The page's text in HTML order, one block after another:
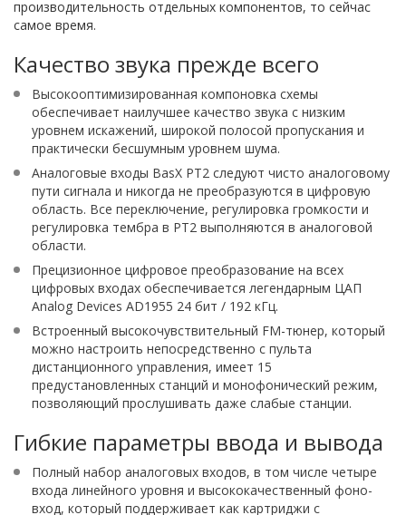
производительность отдельных компонентов, то сейчас
самое время.
Качество звука прежде всего
Высокооптимизированная компоновка схемы
обеспечивает наилучшее качество звука с низким
уровнем искажений, широкой полосой пропускания и
практически бесшумным уровнем шума.
Аналоговые входы BasX PT2 следуют чисто аналоговому
пути сигнала и никогда не преобразуются в цифровую
область. Все переключение, регулировка громкости и
регулировка тембра в PT2 выполняются в аналоговой
области.
Прецизионное цифровое преобразование на всех
цифровых входах обеспечивается легендарным ЦАП
Analog Devices AD1955 24 бит / 192 кГц.
Встроенный высокочувствительный FM-тюнер, который
можно настроить непосредственно с пульта
дистанционного управления, имеет 15
предустановленных станций и монофонический режим,
позволяющий прослушивать даже слабые станции.
Гибкие параметры ввода и вывода
Полный набор аналоговых входов, в том числе четыре
входа линейного уровня и высококачественный фоно-
вход, который поддерживает как картриджи с